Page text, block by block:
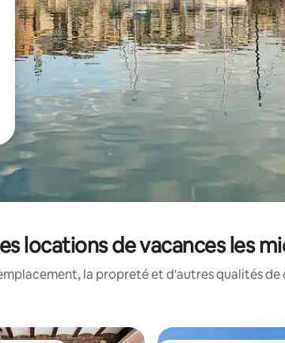
locations de vacances les
la propreté et d'autres qualités